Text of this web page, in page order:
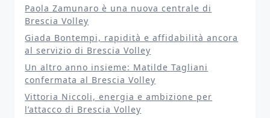
Paola Zamunaro è una nuova centrale di
Brescia Volley
Giada Bontempi, rapidità e affidabilità ancora
al servizio di Brescia Volley
Un altro anno insieme: Matilde Tagliani
confermata al Brescia Volley
Vittoria Niccoli, energia e ambizione per
l’attacco di Brescia Volley